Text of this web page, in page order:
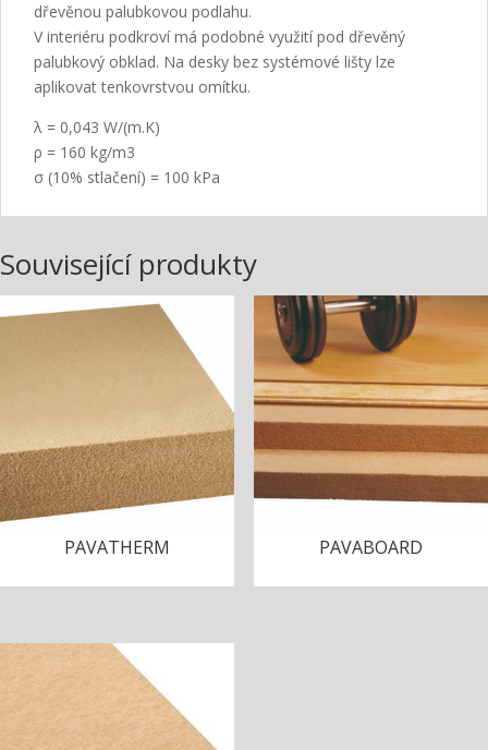
dřevěnou palubkovou podlahu.
V interiéru podkroví má podobné využití pod dřevěný
palubkový obklad. Na desky bez systémové lišty lze
aplikovat tenkovrstvou omítku.
λ = 0,043 W/(m.K)
ρ = 160 kg/m3
σ (10% stlačení) = 100 kPa
Související produkty
PAVATHERM PAVABOARD